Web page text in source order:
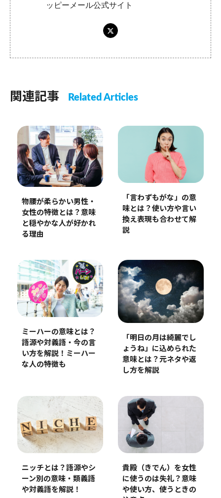
ッピーメール公式サイト
関連記事 Related Articles
物腰が柔らかい男性・
女性の特徴とは？意味
と穏やかな人が好かれ
る理由
「言わずもがな」の意
味とは？使い方や言い
換え表現も合わせて解
説
ミーハーの意味とは？
語源や対義語・今の言
い方を解説！ミーハー
な人の特徴も
「明日の月は綺麗でし
ょうね」に込められた
意味とは？元ネタや返
し方を解説
ニッチとは？語源やシ
ーン別の意味・類義語
や対義語を解説！
貴殿（きでん）を女性
に使うのは失礼？意味
や使い方、使うときの